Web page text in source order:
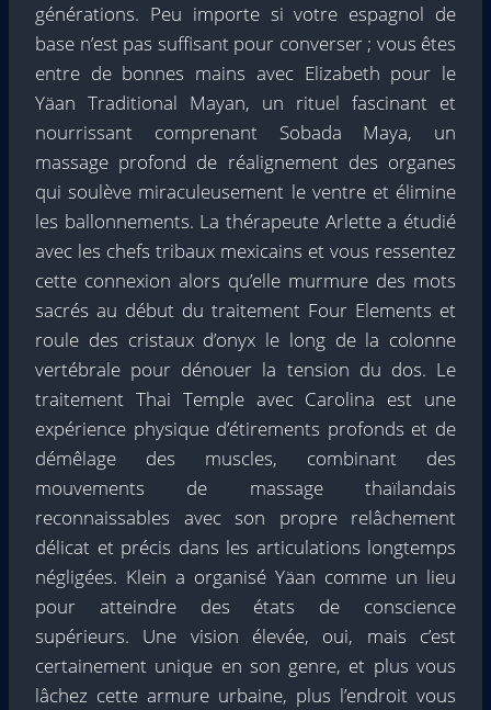
générations. Peu importe si votre espagnol de
base n’est pas suffisant pour converser ; vous êtes
entre de bonnes mains avec Elizabeth pour le
Yäan Traditional Mayan, un rituel fascinant et
nourrissant comprenant Sobada Maya, un
massage profond de réalignement des organes
qui soulève miraculeusement le ventre et élimine
les ballonnements. La thérapeute Arlette a étudié
avec les chefs tribaux mexicains et vous ressentez
cette connexion alors qu’elle murmure des mots
sacrés au début du traitement Four Elements et
roule des cristaux d’onyx le long de la colonne
vertébrale pour dénouer la tension du dos. Le
traitement Thai Temple avec Carolina est une
expérience physique d’étirements profonds et de
démêlage des muscles, combinant des
mouvements de massage thaïlandais
reconnaissables avec son propre relâchement
délicat et précis dans les articulations longtemps
négligées. Klein a organisé Yäan comme un lieu
pour atteindre des états de conscience
supérieurs. Une vision élevée, oui, mais c’est
certainement unique en son genre, et plus vous
lâchez cette armure urbaine, plus l’endroit vous